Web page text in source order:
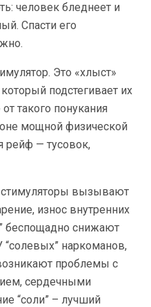
человек бледнеет и
Спасти его
Это «хлыст»
подстегивает их
такого понукания
мощной физической
рейф — тусовок,
стимуляторы вызывают
износ внутренних
беспощадно снижают
“солевых” наркоманов,
проблемы с
сердечными
“соли” – лучший